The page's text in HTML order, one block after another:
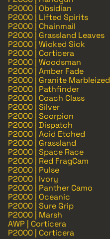
P2000 | Obsidian
P2000 | Lifted Spirits
P2000 | Chainmail
P2000 | Grassland Leaves
P2000 | Wicked Sick
P2000 | Corticera
P2000 | Woodsman
P2000 | Amber Fade
P2000 | Granite Marbleized
P2000 | Pathfinder
P2000 | Coach Class
P2000 | Silver
P2000 | Scorpion
P2000 | Dispatch
P2000 | Acid Etched
P2000 | Grassland
P2000 | Space Race
P2000 | Red FragCam
P2000 | Pulse
P2000 | Ivory
P2000 | Panther Camo
P2000 | Oceanic
P2000 | Sure Grip
P2000 | Marsh
AWP | Corticera
P2000 | Corticera